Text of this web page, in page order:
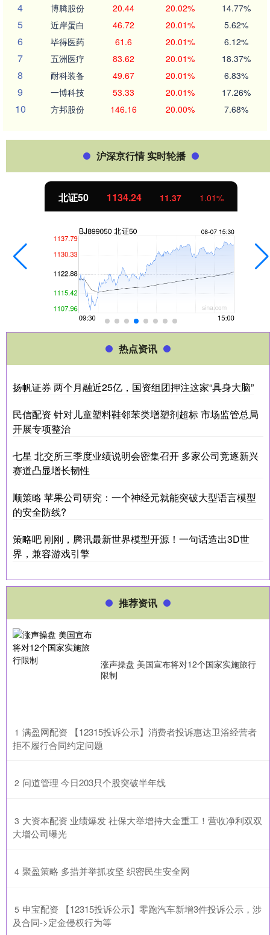
4 博腾股份 20.44 20.02% 14.77%
5 近岸蛋白 46.72 20.01% 5.62%
6 毕得医药 61.6 20.01% 6.12%
7 五洲医疗 83.62 20.01% 18.37%
8 耐科装备 49.67 20.01% 6.83%
9 一博科技 53.33 20.01% 17.26%
10 方邦股份 146.16 20.00% 7.68%
沪深京行情 实时轮播
北证50 1134.24 11.37 1.01%
热点资讯
扬帆证券 两个月融近25亿，国资组团押注这家“具身大脑”
民信配资 针对儿童塑料鞋邻苯类增塑剂超标 市场监管总局
开展专项整治
七星 北交所三季度业绩说明会密集召开 多家公司竞逐新兴
赛道凸显增长韧性
顺策略 苹果公司研究：一个神经元就能突破大型语言模型
的安全防线?
策略吧 刚刚，腾讯最新世界模型开源！一句话造出3D世
界，兼容游戏引擎
推荐资讯
涨声操盘 美国宣布将对12个国家实施旅行
限制
1 ​满盈网配资 【12315投诉公示】消费者投诉惠达卫浴经营者
拒不履行合同约定问题
2 ​问道管理 今日203只个股突破半年线
3 ​大资本配资 业绩爆发 社保大举增持大金重工！营收净利双双
大增公司曝光
4 ​聚盈策略 多措并举抓攻坚 织密民生安全网
5 ​申宝配资 【12315投诉公示】零跑汽车新增3件投诉公示，涉
及合同->定金侵权行为等